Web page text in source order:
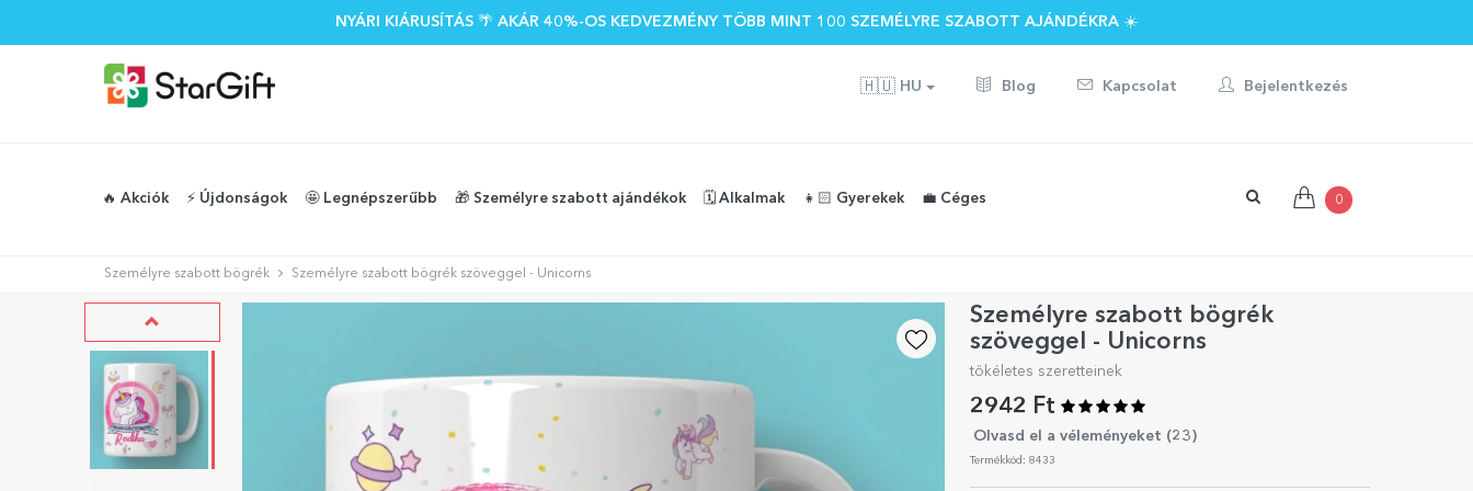
NYÁRI KIÁRUSÍTÁS 🌴 AKÁR 40%-OS KEDVEZMÉNY TÖBB MINT 100 SZEMÉLYRE SZABOTT AJÁNDÉKRA ☀️
🇭🇺 HU Blog Kapcsolat Bejelentkezés
🔥 Akciók ⚡️ Újdonságok 🤩 Legnépszerűbb 🎁 Személyre szabott ajándékok 🗓️ Alkalmak 👧🏻 Gyerekek 💼 Céges 0
Személyre szabott bögrék Személyre szabott bögrék szöveggel - Unicorns
Személyre szabott bögrék
szöveggel - Unicorns
tökéletes szeretteinek
2942 Ft
Olvasd el a véleményeket (23 )
Termékkód: 8433